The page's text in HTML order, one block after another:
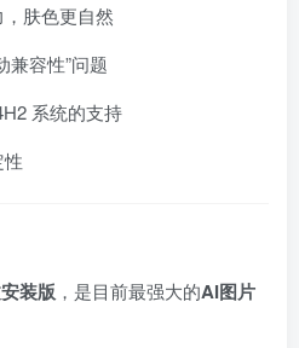
肤色更自然
兼容性”问题
系统的支持
装版 ，是目前最强大的AI图片